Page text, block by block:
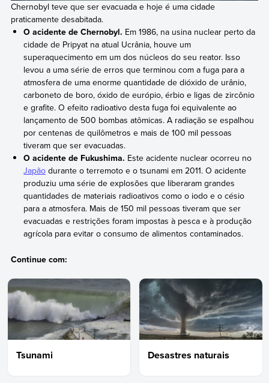
Chernobyl teve que ser evacuada e hoje é uma cidade
praticamente desabitada.
O acidente de Chernobyl. Em 1986, na usina nuclear perto da
cidade de Pripyat na atual Ucrânia, houve um
superaquecimento em um dos núcleos do seu reator. Isso
levou a uma série de erros que terminou com a fuga para a
atmosfera de uma enorme quantidade de dióxido de urânio,
carboneto de boro, óxido de európio, érbio e ligas de zircônio
e grafite. O efeito radioativo desta fuga foi equivalente ao
lançamento de 500 bombas atômicas. A radiação se espalhou
por centenas de quilômetros e mais de 100 mil pessoas
tiveram que ser evacuadas.
O acidente de Fukushima. Este acidente nuclear ocorreu no
Japão durante o terremoto e o tsunami em 2011. O acidente
produziu uma série de explosões que liberaram grandes
quantidades de materiais radioativos como o iodo e o césio
para a atmosfera. Mais de 150 mil pessoas tiveram que ser
evacuadas e restrições foram impostas à pesca e à produção
agrícola para evitar o consumo de alimentos contaminados.
Continue com:
Tsunami Desastres naturais